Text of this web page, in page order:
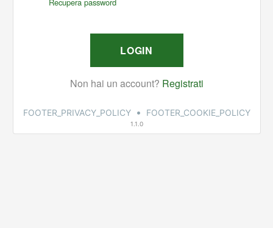
FOOTER_PRIVACY_POLICY • FOOTER_COOKIE_POLICY
1.1.0